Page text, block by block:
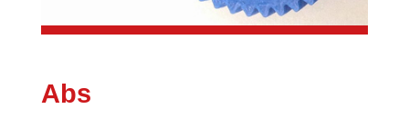
Abs